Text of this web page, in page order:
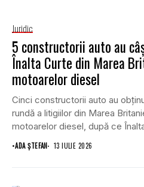
Juridic
5 constructorii auto au
Înalta Curte din Marea
motoarelor diesel
Cinci constructorii auto au
rundă a litigiilor din Marea
motoarelor diesel, după ce
•ADA ȘTEFAN 13 IULIE 2026